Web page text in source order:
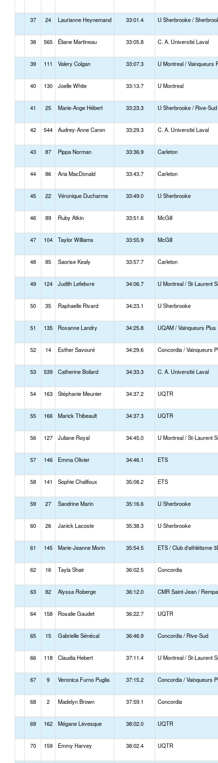
37 24 Laurianne Heynemand 33:01.4 U Sherbrooke /
38 565 Éliane Martineau 33:05.8 C. A. Université Laval
39 111 Valery Colgan 33:07.3 U Montreal / Vainqueurs
40 130 Joelle White 33:13.7 U Montreal
41 25 Marie-Ange Hébert 33:23.3 U Sherbrooke / Rive-Sud
42 544 Audrey-Anne Caron 33:29.3 C. A. Université Laval
43 87 Pippa Norman 33:36.9 Carleton
44 86 Aria MacDonald 33:43.7 Carleton
45 22 Véronique Ducharme 33:49.0 U Sherbrooke
46 89 Ruby Atkin 33:51.6 McGill
47 104 Taylor Williams 33:55.9 McGill
48 85 Saorise Kealy 33:57.7 Carleton
49 124 Judith Lefebvre 34:06.7 U Montreal / St-Laurent
50 35 Raphaelle Rivard 34:23.1 U Sherbrooke
51 135 Roxanne Landry 34:25.8 UQAM / Vainqueurs Plus
52 14 Esther Savouré 34:29.6 Concordia / Vainqueurs
53 539 Catherine Boilard 34:33.3 C. A. Université Laval
54 163 Stéphanie Meunier 34:37.2 UQTR
55 166 Marick Thibeault 34:37.3 UQTR
56 127 Juliane Royal 34:45.0 U Montreal / St-Laurent
57 146 Emma Olivier 34:46.1 ETS
58 141 Sophie Chalifoux 35:08.2 ETS
59 27 Sandrine Marin 35:16.6 U Sherbrooke
60 26 Janick Lacoste 35:38.3 U Sherbrooke
61 145 Marie-Jeanne Morin 35:54.5 ETS / Club d'athlétisme
62 16 Tayla Shair 36:02.5 Concordia
63 82 Alyssa Roberge 36:12.0 CMR Saint-Jean /
64 158 Rosalie Gaudet 36:22.7 UQTR
65 15 Gabrielle Sénécal 36:46.9 Concordia / Rive-Sud
66 118 Claudia Hebert 37:11.4 U Montreal / St-Laurent
67 9 Veronica Furno Puglia 37:15.2 Concordia / Vainqueurs
68 2 Madelyn Brown 37:59.1 Concordia
69 162 Mégane Lévesque 38:02.0 UQTR
70 159 Emmy Harvey 38:02.4 UQTR